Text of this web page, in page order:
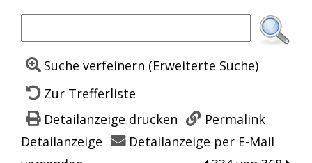
Suche verfeinern (Erweiterte Suche)
Zur Trefferliste
Detailanzeige drucken
Permalink
Detailanzeige
Detailanzeige per E-Mail